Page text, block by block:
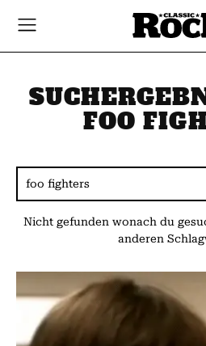
FOO
Nicht gefunden wonach du
anderen